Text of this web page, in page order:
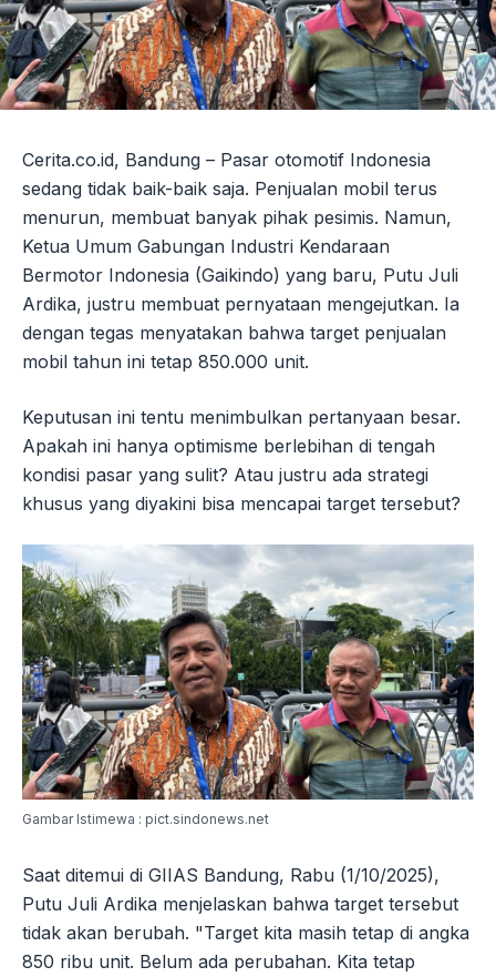
Cerita.co.id, Bandung – Pasar otomotif Indonesia
sedang tidak baik-baik saja. Penjualan mobil terus
menurun, membuat banyak pihak pesimis. Namun,
Ketua Umum Gabungan Industri Kendaraan
Bermotor Indonesia (Gaikindo) yang baru, Putu Juli
Ardika, justru membuat pernyataan mengejutkan. Ia
dengan tegas menyatakan bahwa target penjualan
mobil tahun ini tetap 850.000 unit.
Keputusan ini tentu menimbulkan pertanyaan besar.
Apakah ini hanya optimisme berlebihan di tengah
kondisi pasar yang sulit? Atau justru ada strategi
khusus yang diyakini bisa mencapai target tersebut?
Gambar Istimewa : pict.sindonews.net
Saat ditemui di GIIAS Bandung, Rabu (1/10/2025),
Putu Juli Ardika menjelaskan bahwa target tersebut
tidak akan berubah. "Target kita masih tetap di angka
850 ribu unit. Belum ada perubahan. Kita tetap